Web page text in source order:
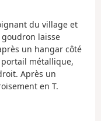
du village et
laisse
un hangar côté
métallique,
Après un
en T.